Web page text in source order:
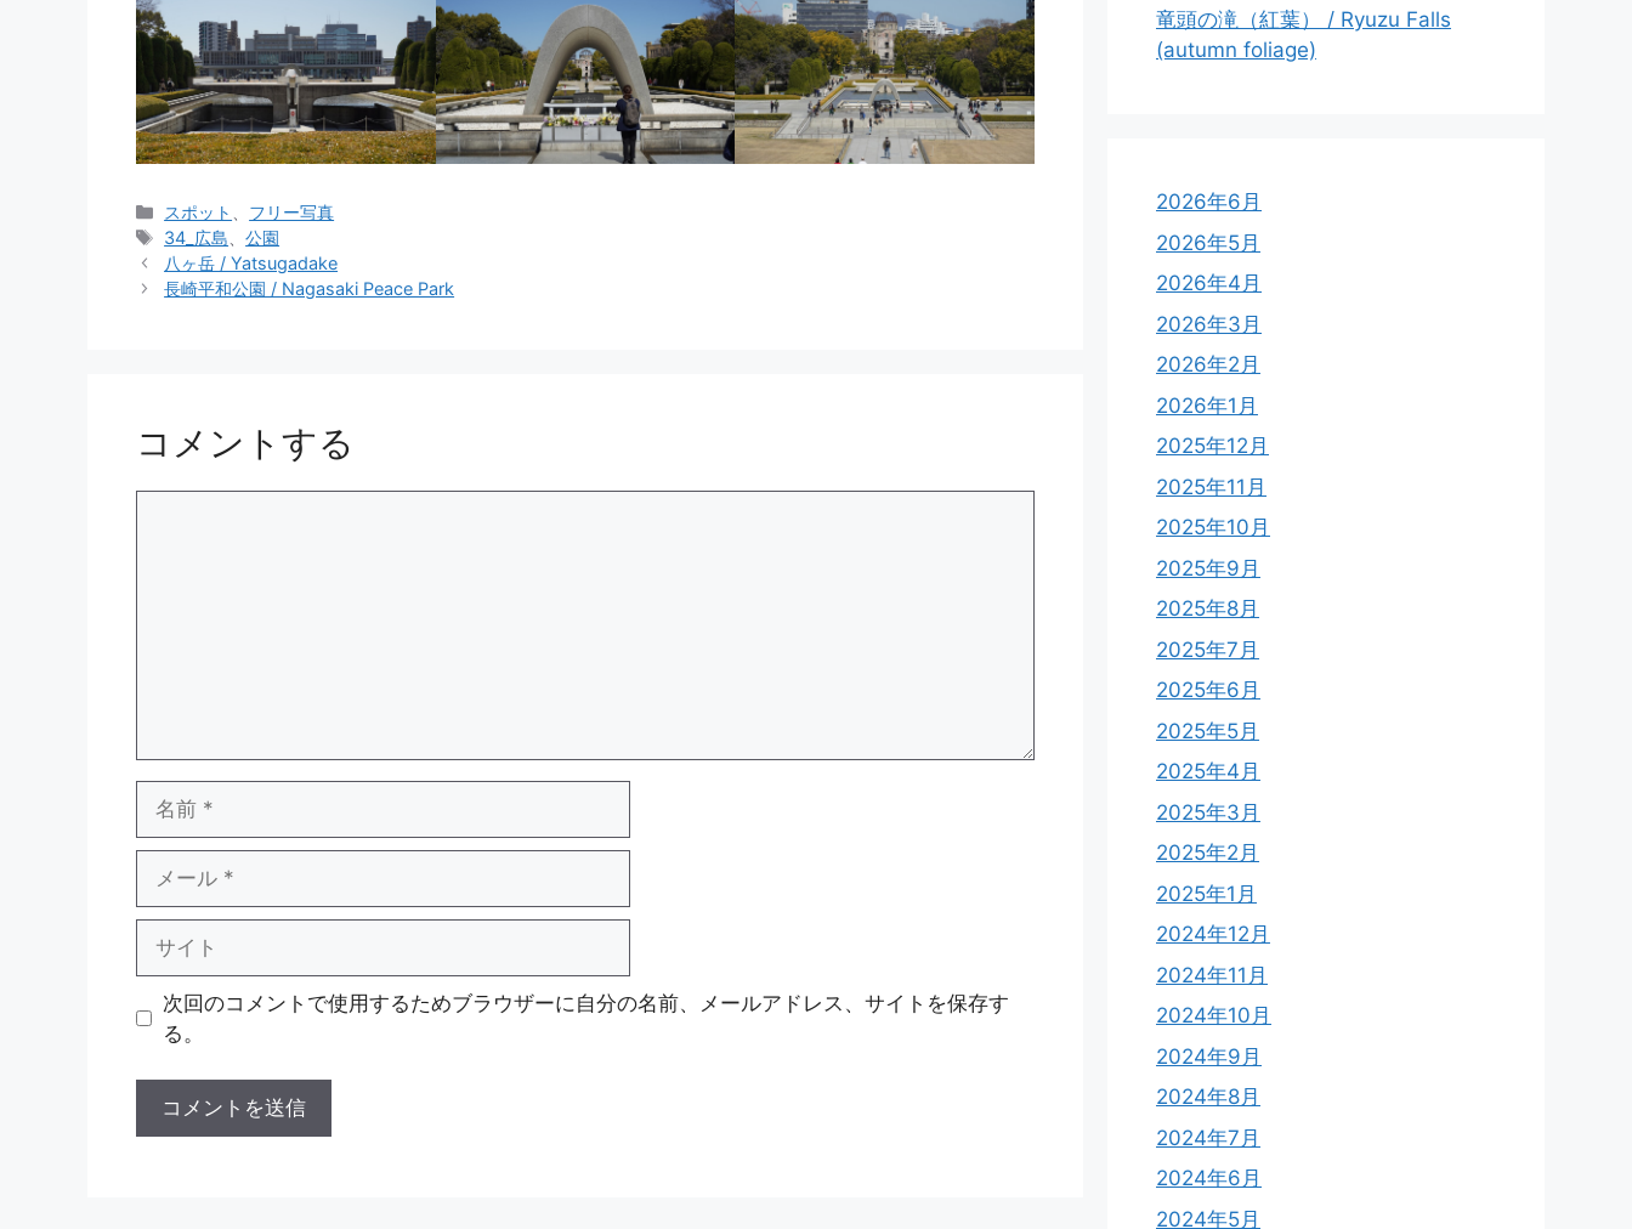
カ
テ
ゴ
リ
スポット
フリー写真
タ
グ
34_広島 、公園
八ヶ岳 / Yatsugadake
長崎平和公園 / Nagasaki Peace Park
コメントする
ル
次回のコメントで使用するためブラウザーに自分の名前、メールアドレス、サイトを保存す
る。
竜頭の滝（紅葉） / Ryuzu Falls
(autumn foliage)
2026年6月
2026年5月
2026年4月
2026年3月
2026年2月
2026年1月
2025年12月
2025年11月
2025年10月
2025年9月
2025年8月
2025年7月
2025年6月
2025年5月
2025年4月
2025年3月
2025年2月
2025年1月
2024年12月
2024年11月
2024年10月
2024年9月
2024年8月
2024年7月
2024年6月
2024年5月